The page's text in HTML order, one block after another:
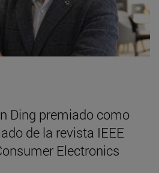
Ding premiado como
de la revista IEEE
Electronics